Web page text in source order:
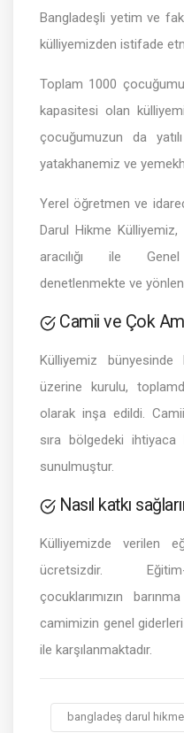
Bangladeşli yetim ve
külliyemizden istifade
Toplam 1000
kapasitesi olan
çocuğumuzun da
yatakhanemiz ve
Yerel öğretmen ve
Darul Hikme
aracılığı ile
denetlenmekte ve
Camii ve Çok
Külliyemiz
üzerine kurulu,
olarak inşa edildi.
sıra bölgedeki ihtiyaca
sunulmuştur.
Nasıl katkı
Külliyemizde verilen
ücretsizdir.
çocuklarımızın
camimizin genel giderleri
ile karşılanmaktadır.
bangladeş darul